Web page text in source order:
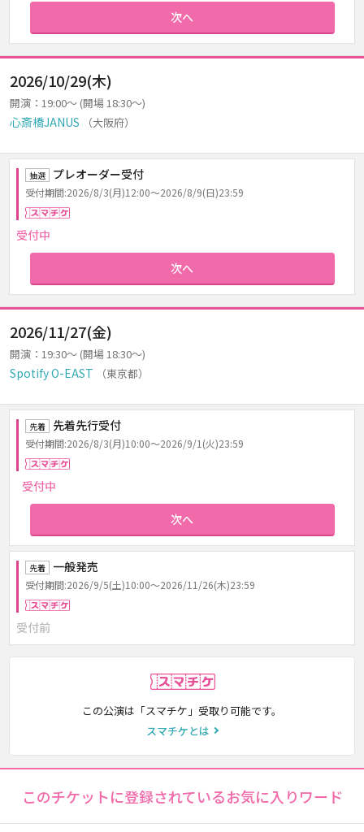
次へ
2026/10/29(木)
開演：19:00～ (開場 18:30～)
心斎橋JANUS （大阪府）
抽選 プレオーダー受付
受付期間:2026/8/3(月)12:00～2026/8/9(日)23:59
受付中
次へ
2026/11/27(金)
開演：19:30～ (開場 18:30～)
Spotify O-EAST （東京都）
先着 先着先行受付
受付期間:2026/8/3(月)10:00～2026/9/1(火)23:59
受付中
次へ
先着 一般発売
受付期間:2026/9/5(土)10:00～2026/11/26(木)23:59
受付前
この公演は「スマチケ」受取り可能です。
スマチケとは
このチケットに登録されているお気に入りワード